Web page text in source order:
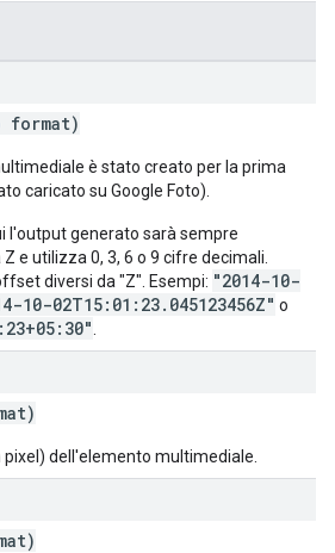
format)
è stato creato per la prima
caricato su Google Foto).
l'output generato sarà sempre
e utilizza 0, 3, 6 o 9 cifre decimali.
diversi da "Z". Esempi: "2014-10-
10-02T15:01:23.045123456Z" o
dell'elemento multimediale.